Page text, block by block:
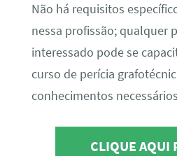
Não há requisitos
nessa profissão; qualquer
interessado pode se
curso de perícia
conhecimentos
CLIQUE AQUI